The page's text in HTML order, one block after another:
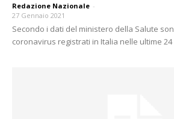
Redazione Nazionale -
27 Gennaio 2021
Secondo i dati del ministero della Salute
coronavirus registrati in Italia nelle ultime